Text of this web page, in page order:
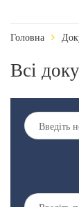
Головна
Всі